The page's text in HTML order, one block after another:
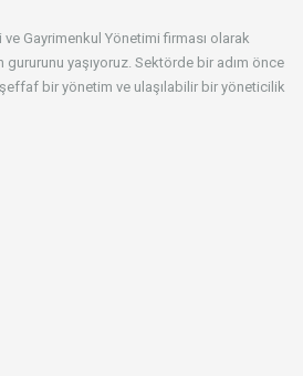
Gayrimenkul Yönetimi firması olarak
gururunu yaşıyoruz. Sektörde bir adım önce
şeffaf bir yönetim ve ulaşılabilir bir yöneticilik